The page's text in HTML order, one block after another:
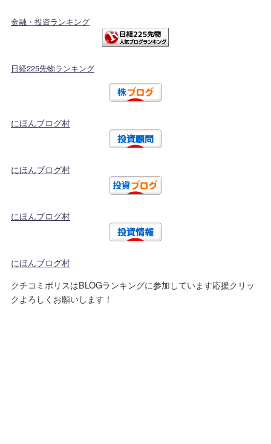
金融・投資ランキング
日経225先物ランキング
にほんブログ村
にほんブログ村
にほんブログ村
にほんブログ村
クチコミポリスはBLOGランキングに参加しています応援クリッ
クよろしくお願いします！